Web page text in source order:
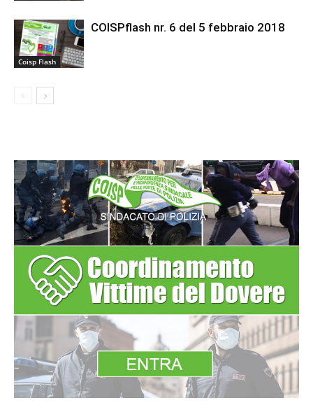
Coisp Flash
COISPflash nr. 6 del 5 febbraio 2018